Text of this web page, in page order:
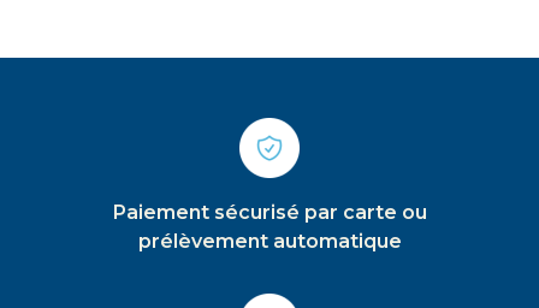
Paiement sécurisé par carte ou
prélèvement automatique